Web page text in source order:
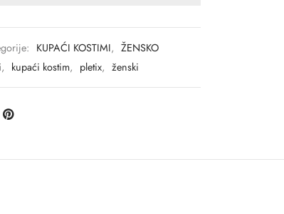
KUPAĆI KOSTIMI, ŽENSKO
, kupaći kostim, pletix, ženski